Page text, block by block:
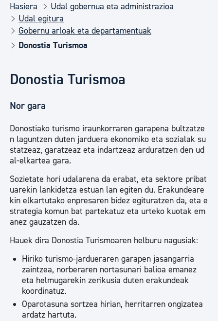
Hasiera
Udal gobernua eta administrazioa
Udal egitura
Gobernu arloak eta departamentuak
Donostia Turismoa
Donostia Turismoa
Nor gara
Donostiako turismo iraunkorraren garapena bultzatze
n laguntzen duten jarduera ekonomiko eta sozialak su
statzeaz, garatzeaz eta indartzeaz arduratzen den ud
al-elkartea gara.
Sozietate hori udalarena da erabat, eta sektore pribat
uarekin lankidetza estuan lan egiten du. Erakundeare
kin elkartutako enpresaren bidez egituratzen da, eta e
strategia komun bat partekatuz eta urteko kuotak em
anez gauzatzen da.
Hauek dira Donostia Turismoaren helburu nagusiak:
Hiriko turismo-jardueraren garapen jasangarria
zaintzea, norberaren nortasunari balioa emanez
eta helmugarekin zerikusia duten erakundeak
koordinatuz.
Oparotasuna sortzea hirian, herritarren ongizatea
ardatz hartuta.